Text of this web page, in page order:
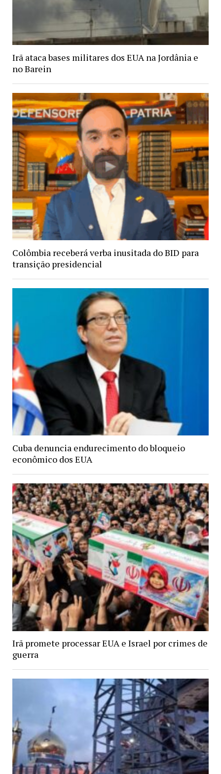
Irã ataca bases militares dos EUA na Jordânia e
no Barein
Colômbia receberá verba inusitada do BID para
transição presidencial
Cuba denuncia endurecimento do bloqueio
econômico dos EUA
Irã promete processar EUA e Israel por crimes de
guerra